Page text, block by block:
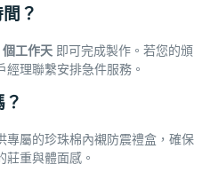
？
個工作天 即可完成製作。若您的頒
理聯繫安排急件服務。
專屬的珍珠棉內襯防震禮盒，確保
重與體面感。